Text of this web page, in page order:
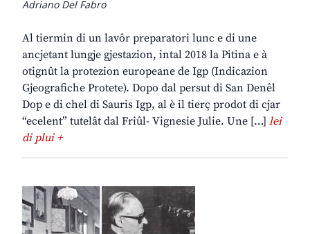
Adriano Del Fabro
Al tiermin di un lavôr preparatori lunc e di une
ancjetant lungje gjestazion, intal 2018 la Pitina e à
otignût la protezion europeane de Igp (Indicazion
Gjeografiche Protete). Dopo dal persut di San Denêl
Dop e di chel di Sauris Igp, al è il tierç prodot di cjar
“ecelent” tutelât dal Friûl- Vignesie Julie. Une […] lei
di plui +